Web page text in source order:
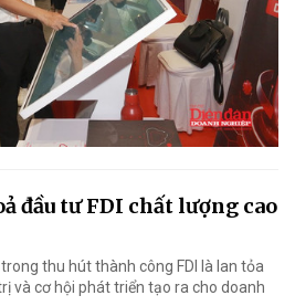
đầu tư FDI chất lượng cao
thu hút thành công FDI là lan tỏa
và cơ hội phát triển tạo ra cho doanh